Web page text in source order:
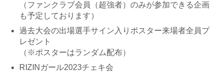
（ファンクラブ会員（超強者）のみが参加できる企画
も予定しております）
過去大会の出場選手サイン入りポスター来場者全員プ
レゼント
（※ポスターはランダム配布）
RIZINガール2023チェキ会